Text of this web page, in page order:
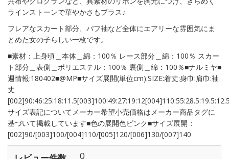
ラインストーンで華やかさもプラス♪
フレアなスカート部分、パフ袖など全体にエアリーな雰囲気にま
とめた女の子らしい一枚です。
■素材：上身頃＿本体＿綿：100％ レース部分＿綿：100％ スカー
ト部分＿表側＿ポリエステル：100％ 裏側＿綿：100％■ナルミヤ■
週情報:180402■@MP■サイズ展開(単位cm):SIZE:着丈:身巾:肩巾:袖
丈
サイズ表記についてメーカー希望小売価格はメーカー商品タグに
基づいて掲載しています■色の展開色ピンク■サイズ展開：
[002]90/[003]100/[004]110/[005]120/[006]130/[007]140
0